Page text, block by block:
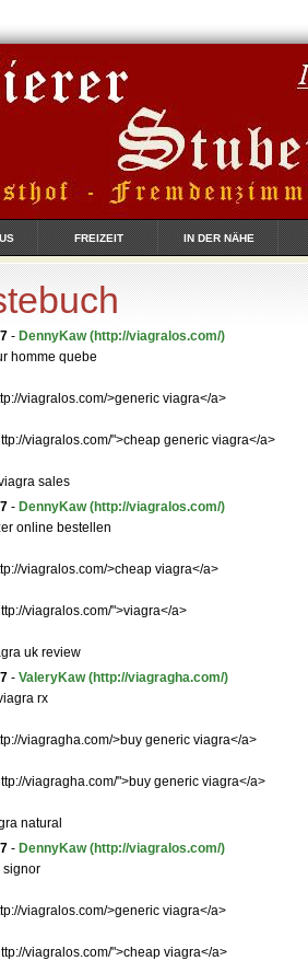
FREIZEIT IN DER NÄHE
- DennyKaw (http://viagralos.com/)
homme quebe
viagralos.com/>generic viagra</a>
viagralos.com/">cheap generic viagra</a>
sales
- DennyKaw (http://viagralos.com/)
online bestellen
viagralos.com/>cheap viagra</a>
viagralos.com/">viagra</a>
uk review
- ValeryKaw (http://viagragha.com/)
rx
viagragha.com/>buy generic viagra</a>
viagragha.com/">buy generic viagra</a>
natural
- DennyKaw (http://viagralos.com/)
signor
viagralos.com/>generic viagra</a>
viagralos.com/">cheap viagra</a>